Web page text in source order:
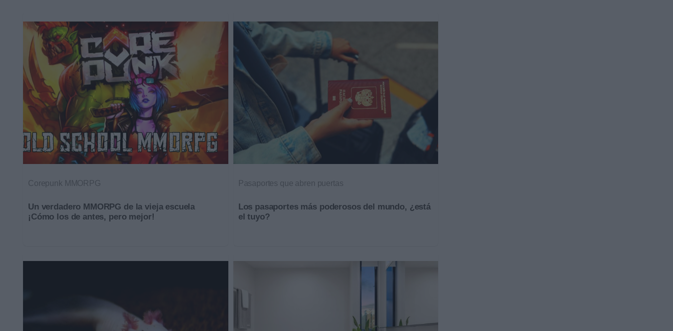
Corepunk MMORPG
Un verdadero MMORPG de la vieja escuela
¡Cómo los de antes, pero mejor!
Pasaportes que abren puertas
Los pasaportes más poderosos del mundo, ¿está
el tuyo?